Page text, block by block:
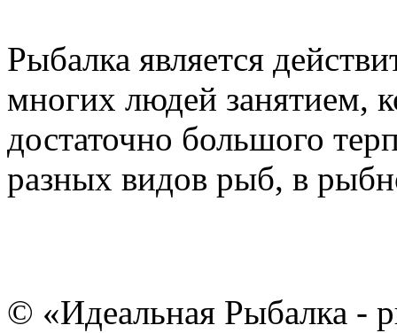
Рыбалка является
многих людей занятием,
достаточно большого
разных видов рыб, в
© «Идеальная Рыбалка -